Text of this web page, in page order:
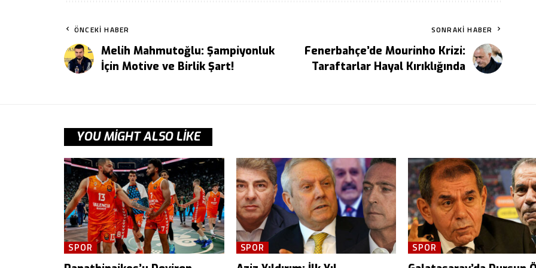
ÖNCEKI HABER
Melih Mahmutoğlu: Şampiyonluk
İçin Motive ve Birlik Şart!
SONRAKI HABER
Fenerbahçe’de Mourinho Krizi:
Taraftarlar Hayal Kırıklığında
YOU MIGHT ALSO LIKE
SPOR SPOR SPOR